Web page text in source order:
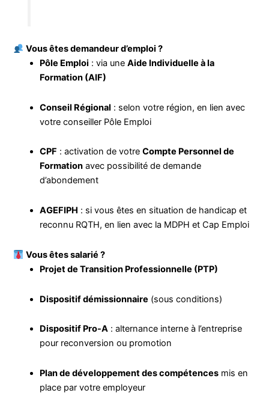
Vous êtes demandeur d’emploi ?
Pôle Emploi : via uneAide Individuelle à la
Formation (AIF)
Conseil Régional : selon votre région, en lien avec
votre conseiller Pôle Emploi
CPF : activation de votreCompte Personnel de
Formation avec possibilité de demande
d’abondement
AGEFIPH : si vous êtes en situation de handicap et
reconnu RQTH, en lien avec la MDPH et Cap Emploi
Vous êtes salarié ?
Projet de Transition Professionnelle (PTP)
Dispositif démissionnaire (sous conditions)
Dispositif Pro-A : alternance interne à l’entreprise
pour reconversion ou promotion
Plan de développement des compétences mis en
place par votre employeur